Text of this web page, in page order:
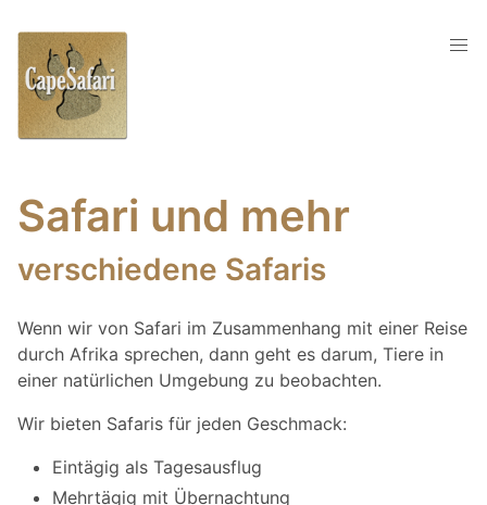
Safari und mehr
verschiedene Safaris
Wenn wir von Safari im Zusammenhang mit einer Reise
durch Afrika sprechen, dann geht es darum, Tiere in
einer natürlichen Umgebung zu beobachten.
Wir bieten Safaris für jeden Geschmack:
Eintägig als Tagesausflug
Mehrtägig mit Übernachtung